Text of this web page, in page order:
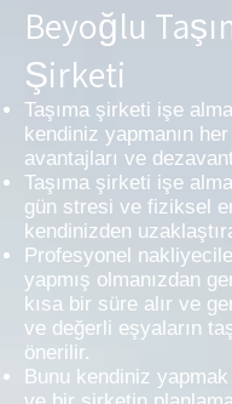
Beyoğlu
Şirketi
Taşıma şirketi işe
kendiniz yapmanın
avantajları ve
Taşıma şirketi işe
gün stresi ve fiziksel
kendinizden
Profesyonel
yapmış olmanızdan
kısa bir süre alır ve
ve değerli eşyaların
önerilir.
Bunu kendiniz